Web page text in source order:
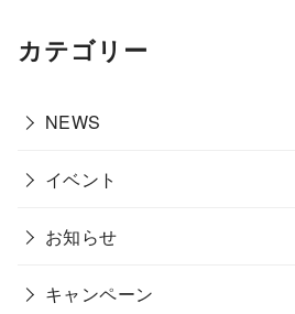
カテゴリー
NEWS
イベント
お知らせ
キャンペーン